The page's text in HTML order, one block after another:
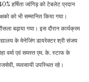
हर्षिता जांगिड़ को टेबलेट प्रदान
को भी सम्मानित किया गया।
बढ़ाया गया। इस दौरान कार्यक्रम
के मेनेजिंग डायरेक्टर श्री संजय
वर्मा एवं समस्त एम. के. स्टाफ के
व्यवसायी उपस्थित रहे।